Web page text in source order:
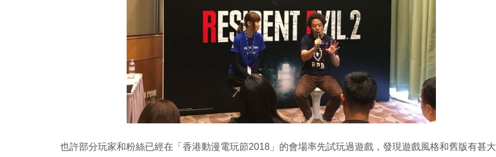
也許部分玩家和粉絲已經在「香港動漫電玩節2018」的會場率先試玩過遊戲，發現遊戲風格和舊版有甚大